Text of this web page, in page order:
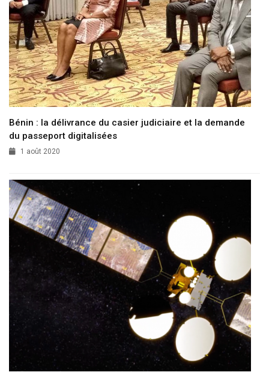
Bénin : la délivrance du casier judiciaire et la demande
du passeport digitalisées
1 août 2020